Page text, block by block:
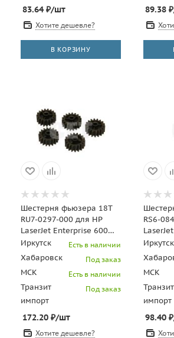
83.64₽/шт
Хотите дешевле?
В КОРЗИНУ
89.38₽
Шестерня фьюзера 18T
RU7-0297-000 для HP
LaserJet Enterprise 600
M601/M602/M603/M604/M605/M606/
Иркутск Есть в наличии
Хабаровск Под заказ
МСК Есть в наличии
Транзит
импорт
Под заказ
172.20 ₽/шт
Хотите дешевле?
RS6-
(CET),
Иркутск
МСК
Транзит
импорт
98.40₽